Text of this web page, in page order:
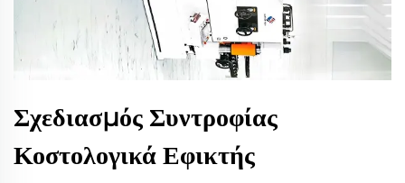
Σχεδιασμός Συντροφίας
Κοστολογικά Εφικτής